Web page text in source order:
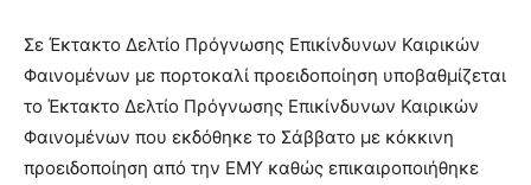
Σε Έκτακτο Δελτίο Πρόγνωσης Επικίνδυνων Καιρικών
Φαινομένων με πορτοκαλί προειδοποίηση υποβαθμίζεται
το Έκτακτο Δελτίο Πρόγνωσης Επικίνδυνων Καιρικών
Φαινομένων που εκδόθηκε το Σάββατο με κόκκινη
προειδοποίηση από την ΕΜΥ καθώς επικαιροποιήθηκε